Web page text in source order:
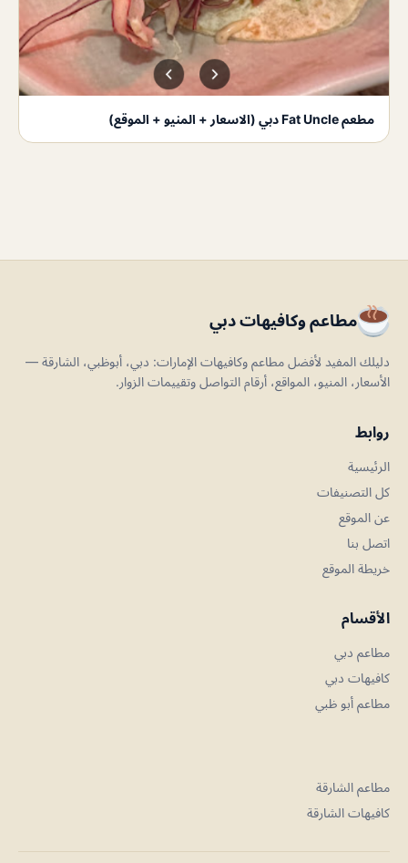
مطعم Fat Uncle دبي (الاسعار + المنيو + الموقع)
مطاعم وكافيهات دبي
دليلك المفيد لأفضل مطاعم وكافيهات الإمارات: دبي، أبوظبي، الشارقة —
الأسعار، المنيو، المواقع، أرقام التواصل وتقييمات الزوار.
روابط
الرئيسية
كل التصنيفات
عن الموقع
اتصل بنا
خريطة الموقع
الأقسام
مطاعم دبي
كافيهات دبي
مطاعم أبو ظبي
مطاعم الشارقة
كافيهات الشارقة